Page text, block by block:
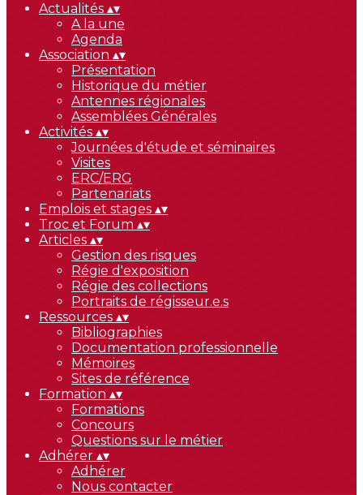
Actualités ▴▾
A la une
Agenda
Association ▴▾
Présentation
Historique du métier
Antennes régionales
Assemblées Générales
Activités ▴▾
Journées d'étude et séminaires
Visites
ERC/ERG
Partenariats
Emplois et stages ▴▾
Troc et Forum ▴▾
Articles ▴▾
Gestion des risques
Régie d'exposition
Régie des collections
Portraits de régisseur.e.s
Ressources ▴▾
Bibliographies
Documentation professionnelle
Mémoires
Sites de référence
Formation ▴▾
Formations
Concours
Questions sur le métier
Adhérer ▴▾
Adhérer
Nous contacter